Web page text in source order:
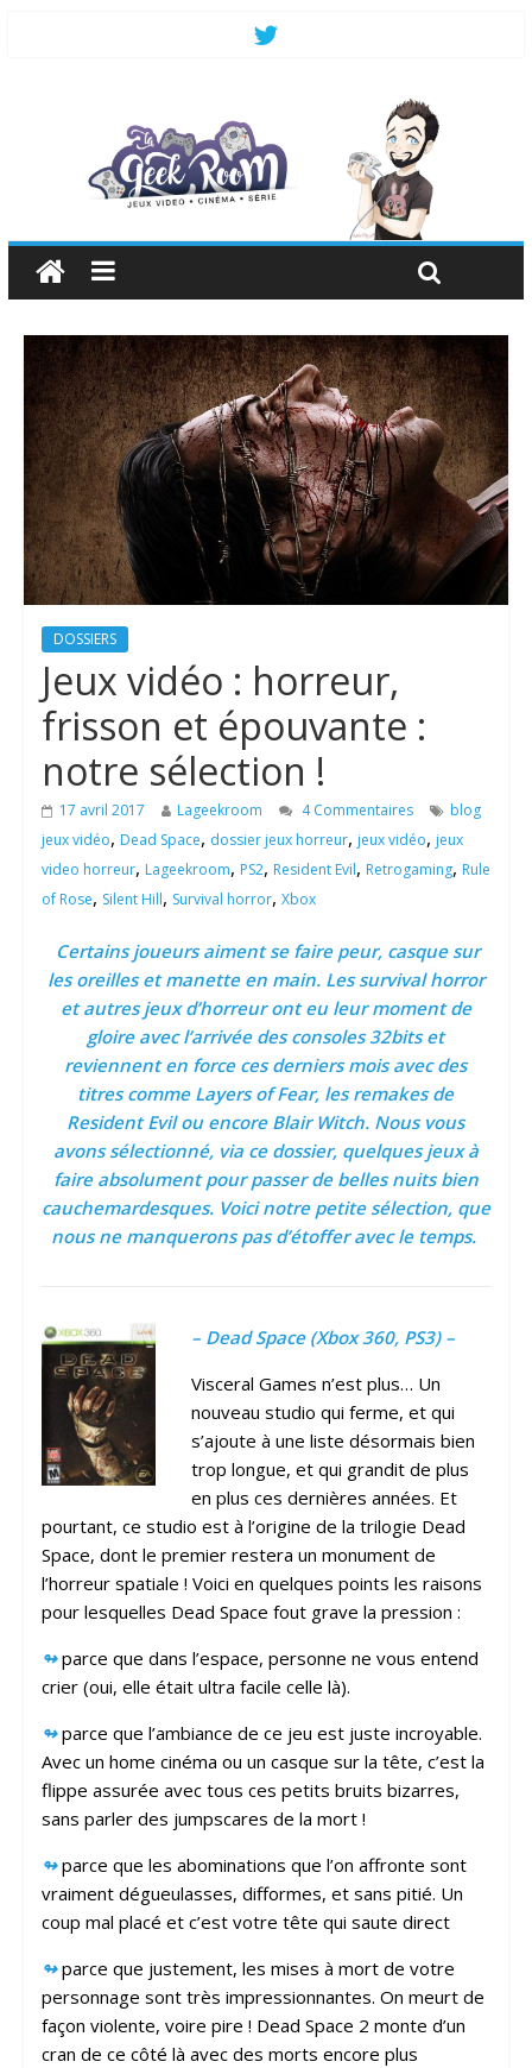
DOSSIERS
Jeux vidéo : horreur,
frisson et épouvante :
notre sélection !
17 avril 2017 Lageekroom 4 Commentaires
blog
jeux vidéo, Dead Space, dossier jeux horreur, jeux vidéo, jeux
video horreur, Lageekroom, PS2, Resident Evil, Retrogaming, Rule
of Rose, Silent Hill, Survival horror, Xbox
Certains joueurs aiment se faire peur, casque sur
les oreilles et manette en main. Les survival horror
et autres jeux d’horreur ont eu leur moment de
gloire avec l’arrivée des consoles 32bits et
reviennent en force ces derniers mois avec des
titres comme Layers of Fear, les remakes de
Resident Evil ou encore Blair Witch. Nous vous
avons sélectionné, via ce dossier, quelques jeux à
faire absolument pour passer de belles nuits bien
cauchemardesques. Voici notre petite sélection, que
nous ne manquerons pas d’étoffer avec le temps.
– Dead Space (Xbox 360, PS3) –
Visceral Games n’est plus… Un
nouveau studio qui ferme, et qui
s’ajoute à une liste désormais bien
trop longue, et qui grandit de plus
en plus ces dernières années. Et
pourtant, ce studio est à l’origine de la trilogie Dead
Space, dont le premier restera un monument de
l’horreur spatiale ! Voici en quelques points les raisons
pour lesquelles Dead Space fout grave la pression :
↬ parce que dans l’espace, personne ne vous entend
crier (oui, elle était ultra facile celle là).
↬parce que l’ambiance de ce jeu est juste incroyable.
Avec un home cinéma ou un casque sur la tête, c’est la
flippe assurée avec tous ces petits bruits bizarres,
sans parler des jumpscares de la mort !
↬parce que les abominations que l’on affronte sont
vraiment dégueulasses, difformes, et sans pitié. Un
coup mal placé et c’est votre tête qui saute direct
↬parce que justement, les mises à mort de votre
personnage sont très impressionnantes. On meurt de
façon violente, voire pire ! Dead Space 2 monte d’un
cran de ce côté là avec des morts encore plus